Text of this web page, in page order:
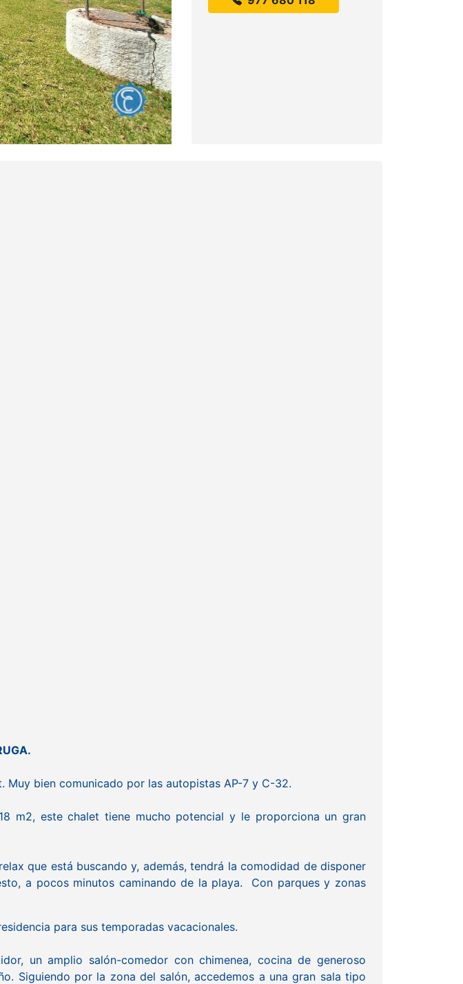
bien comunicado por las autopistas AP-7 y C-32.
m2, este chalet tiene mucho potencial y le proporciona un gran
que está buscando y, además, tendrá la comodidad de disponer
a pocos minutos caminando de la playa. Con parques y zonas
para sus temporadas vacacionales.
un amplio salón-comedor con chimenea, cocina de generoso
Siguiendo por la zona del salón, accedemos a una gran sala tipo